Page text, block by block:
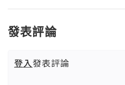
發表評論
登入發表評論